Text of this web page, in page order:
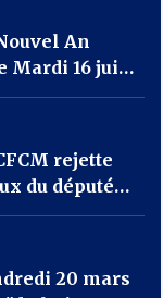
face
notre
An
rejette
du député
20 mars